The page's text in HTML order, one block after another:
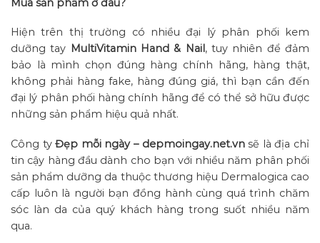
Mua sản phẩm ở đâu?
Hiện trên thị trường có nhiều đại lý phân phối kem
dưỡng tay MultiVitamin Hand & Nail , tuy nhiên để đảm
bảo là mình chọn đúng hàng chính hãng, hàng thật,
không phải hàng fake, hàng đúng giá, thì bạn cần đến
đại lý phân phối hàng chính hãng để có thể sở hữu được
những sản phẩm hiệu quả nhất.
Công tyĐẹp mỗi ngày – depmoingay.net.vnsẽ là địa chỉ
tin cậy hàng đầu dành cho bạn với nhiều năm phân phối
sản phẩm dưỡng da thuộc thương hiệu Dermalogica cao
cấp luôn là người bạn đồng hành cùng quá trình chăm
sóc làn da của quý khách hàng trong suốt nhiều năm
qua.